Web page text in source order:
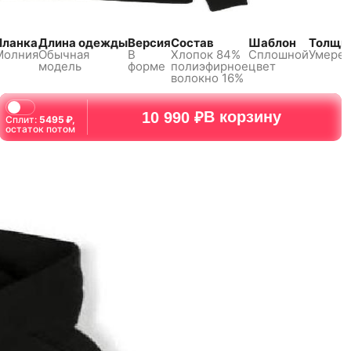
Длина одежды
Обычная
модель
Версия
В
форме
Состав
Хлопок 84%
полиэфирное
волокно 16%
Шаблон
Сплошной
цвет
Сплит: 5495 ₽,
остаток потом
10 990 ₽В корзину